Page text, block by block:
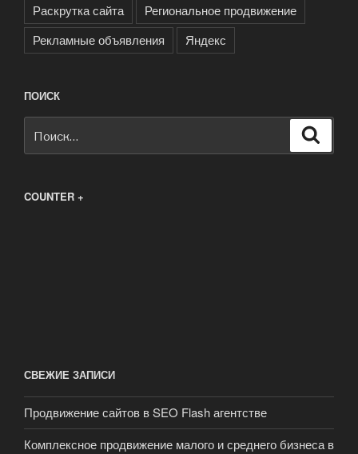
Раскрутка сайта
Региональное продвижение
Рекламные объявления
Яндекс
ПОИСК
COUNTER +
СВЕЖИЕ ЗАПИСИ
Продвижение сайтов в SEO Flash агентстве
Комплексное продвижение малого и среднего бизнеса в